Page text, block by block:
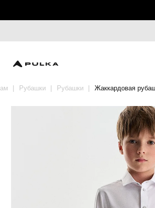
Рубашки Рубашки Жаккардовая